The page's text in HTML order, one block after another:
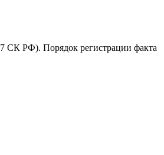
СК РФ). Порядок регистрации факта